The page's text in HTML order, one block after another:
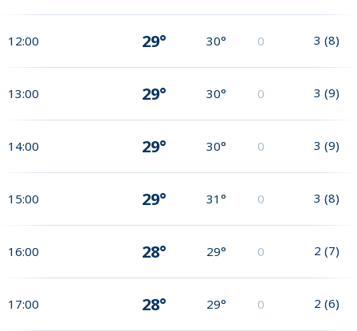
12:00 29° 30° 0 3 (8)
13:00 29° 30° 0 3 (9)
14:00 29° 30° 0 3 (9)
15:00 29° 31° 0 3 (8)
16:00 28° 29° 0 2 (7)
17:00 28° 29° 0 2 (6)